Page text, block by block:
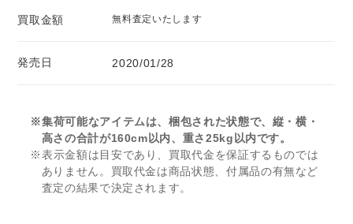
買取金額 無料査定いたします
発売日 2020/01/28
※集荷可能なアイテムは、梱包された状態で、縦・横・
高さの合計が160cm以内、重さ25kg以内です。
※表示金額は目安であり、買取代金を保証するものでは
ありません。買取代金は商品状態、付属品の有無など
査定の結果で決定されます。